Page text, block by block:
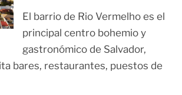
El barrio de Rio Vermelho es el
principal centro bohemio y
gastronómico de Salvador,
bares, restaurantes, puestos de